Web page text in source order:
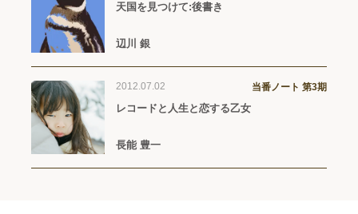
天国を見つけて:後書き
辺川 銀
2012.07.02 当番ノート 第3期
レコードと人生と恋する乙女
長能 豊一